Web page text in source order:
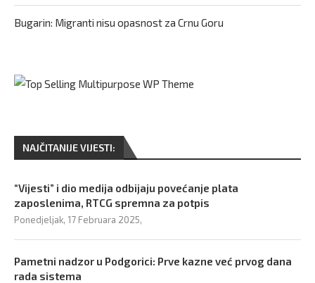
Bugarin: Migranti nisu opasnost za Crnu Goru
NAJČITANIJE VIJESTI:
“Vijesti” i dio medija odbijaju povećanje plata
zaposlenima, RTCG spremna za potpis
Ponedjeljak, 17 Februara 2025,
Pametni nadzor u Podgorici: Prve kazne već prvog dana
rada sistema